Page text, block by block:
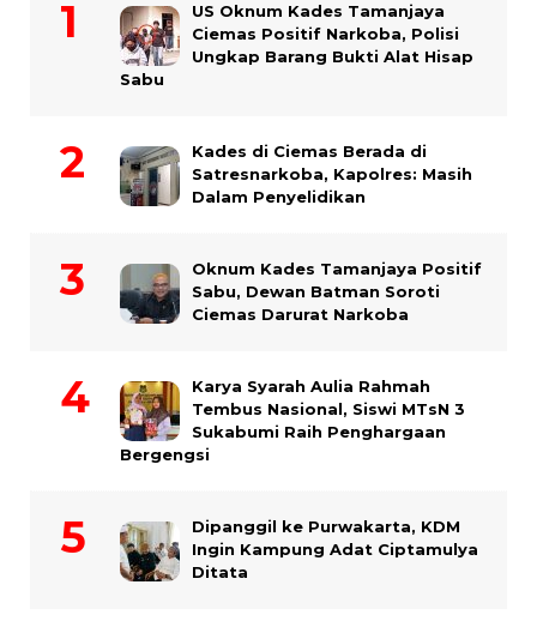
US Oknum Kades Tamanjaya
Ciemas Positif Narkoba, Polisi
Ungkap Barang Bukti Alat Hisap
Sabu
Kades di Ciemas Berada di
Satresnarkoba, Kapolres: Masih
Dalam Penyelidikan
Oknum Kades Tamanjaya Positif
Sabu, Dewan Batman Soroti
Ciemas Darurat Narkoba
Karya Syarah Aulia Rahmah
Tembus Nasional, Siswi MTsN 3
Sukabumi Raih Penghargaan
Bergengsi
Dipanggil ke Purwakarta, KDM
Ingin Kampung Adat Ciptamulya
Ditata